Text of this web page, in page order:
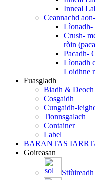
Inneal
Ceannachd
Lìonadh-
Crush-
ròin
Pacadh-
Lìonadh
Loidhne
Fuasgladh
Biadh & Deoch
Cosgaidh
Cungaidh-
Tionnsgalach
Container
Label
BARANTAS
Goireasan